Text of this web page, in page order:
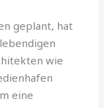
geplant, hat
wie
eine